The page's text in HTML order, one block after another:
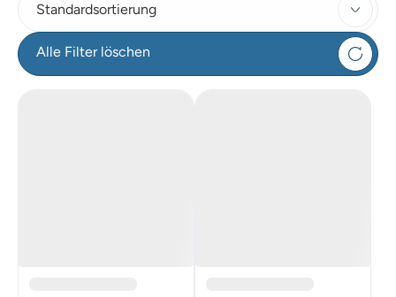
Standardsortierung
Alle Filter löschen